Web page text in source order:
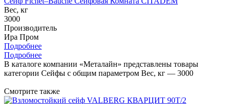
Вес, кг
3000
Производитель
Ира Пром
Подробнее
Подробнее
В каталоге компании «Металайн» представлены товары
категории Сейфы с общим параметром Вес, кг — 3000
Смотрите также